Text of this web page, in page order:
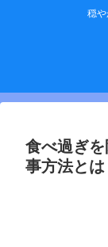
穏
食べ過ぎ
事方法とは